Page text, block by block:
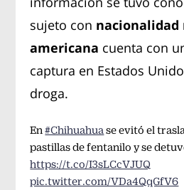
sujeto con nacionalidad
americana cuenta con
captura en Estados
droga.
En#Chihuahua se evitó el
pastillas de fentanilo y se
https://t.co/I3sLCcVJUQ
pic.twitter.com/VDa4QqGfV6